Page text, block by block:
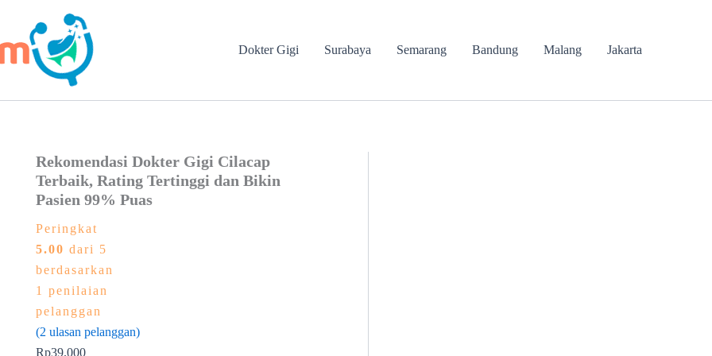
Dokter Gigi Surabaya Semarang Bandung Malang Jakarta
Rekomendasi Dokter Gigi Cilacap
Terbaik, Rating Tertinggi dan Bikin
Pasien 99% Puas
Peringkat
5.00 dari 5
berdasarkan
1
penilaian
pelanggan
(2 ulasan pelanggan)
Rp39.000